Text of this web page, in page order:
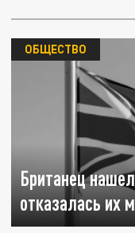
Британец
отказалась их
ОБЩЕСТВО